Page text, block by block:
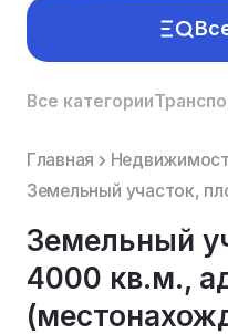
Все категории
Главная
Земельный
4000 кв.м.,